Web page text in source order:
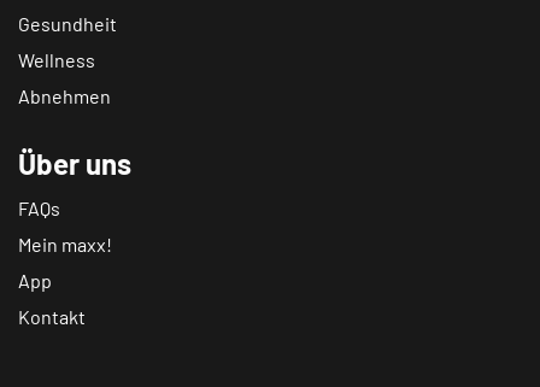
Gesundheit
Wellness
Abnehmen
Über uns
FAQs
Mein maxx!
App
Kontakt